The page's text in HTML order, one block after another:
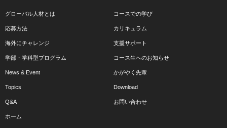
グローバル人材とは コースでの学び
応募方法 カリキュラム
海外にチャレンジ 支援サポート
学部・学科型プログラム コース生へのお知らせ
News & Event かがやく先輩
Topics Download
Q&A お問い合わせ
ホーム